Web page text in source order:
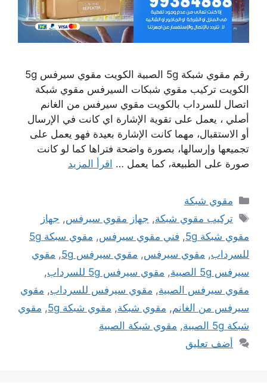
رقم مقوي شبكة 5g الصبية الكويت مقوي سيرفس 5g
الكويت تركيب مقوي شبكات السيرفس مقوي شبكة
اتصال للسرداب بالكويت مقوي سيرفس من الغانم
أصلي ، يعمل على تقوية الإشارة اي كانت في الإرسال
أو الاستقبال، مهما كانت الإشارة بعيدة فهو يعمل على
تجميعها وإرسالها، بصورة واضحة فتراها كما لو كانت
صورة على الطبيعة، كما يعمل … اقرأ المزيد
التصنيفات
مقوي شبكة
الوسوم
تركيب مقوي شبكة, جهاز مقوي سيرفس, جهاز
مقوي شبكة 5g
, فني مقوي سيرفس,
مقوي سبكة 5g
للسرداب, مقوي سيرفس, مقوي سيرفس 5g , مقوي
سيرفس 5g الصبية
, مقوي سيرفس 5g للسرداب
,
مقوي سيرفس الصبية, مقوي سيرفس للسرداب, مقوي
سيرفس من الغانم, مقوي شبكة, مقوي شبكة 5g , مقوي
شبكة 5g الصبية
, مقوي شبكة الصبية
أضف تعليق